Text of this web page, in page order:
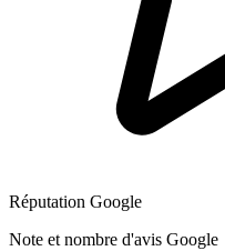
Réputation Google
Note et nombre d'avis Google